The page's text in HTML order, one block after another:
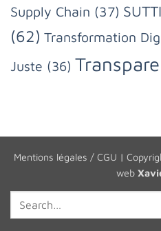
Supply Chain (37) SUTTI
(62) Transformation
Juste (36)
Mentions légales / CGU |
web